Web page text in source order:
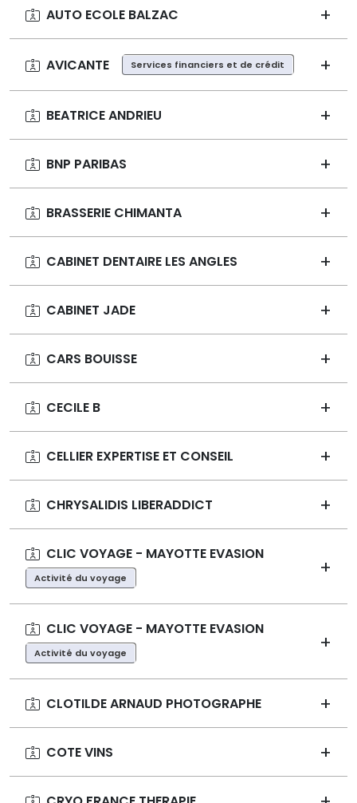
AUTO ECOLE BALZAC
AVICANTE Services financiers et de crédit
BEATRICE ANDRIEU
BNP PARIBAS
BRASSERIE CHIMANTA
CABINET DENTAIRE LES ANGLES
CABINET JADE
CARS BOUISSE
CECILE B
CELLIER EXPERTISE ET CONSEIL
CHRYSALIDIS LIBERADDICT
CLIC VOYAGE - MAYOTTE EVASION
Activité du voyage
CLIC VOYAGE - MAYOTTE EVASION
Activité du voyage
CLOTILDE ARNAUD PHOTOGRAPHE
COTE VINS